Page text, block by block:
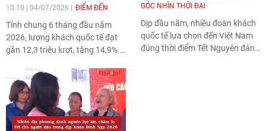
10:10 | 04/07/2026 ĐIỂM ĐẾN
Tính chung 6 tháng đầu năm
2026, lượng khách quốc tế đạt
gần 12,3 triệu lượt, tăng 14,9%.
đã hoàn thành gần 50% mục
tiêu đón 25 triệu lượt khách
quốc tế trong năm 2026.
GÓC NHÌN THỜI ĐẠI
Dịp đầu năm, nhiều đoàn khách
quốc tế lựa chọn đến Việt Nam
đúng thời điểm Tết Nguyên đán